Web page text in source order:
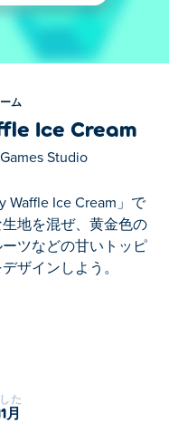
ム
Ice Cream
Studio
Waffle Ice Cream」で
地を混ぜ、黄金色の
ツなどの甘いトッピ
ザインしよう。
た
月